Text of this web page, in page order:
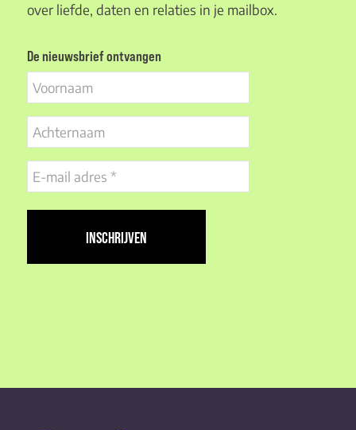
over liefde, daten en relaties in je mailbox.
De nieuwsbrief ontvangen
Voornaam
Achternaam
E-
mail
adres